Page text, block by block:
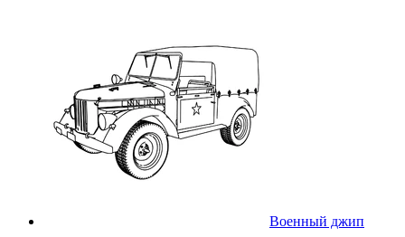
Военный джип